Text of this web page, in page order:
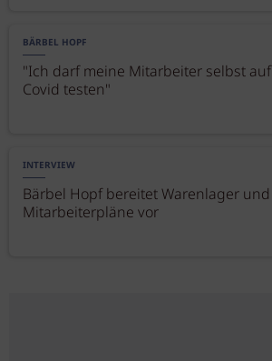
BÄRBEL HOPF
"Ich darf meine Mitarbeiter selbst auf
Covid testen"
INTERVIEW
Bärbel Hopf bereitet Warenlager und
Mitarbeiterpläne vor